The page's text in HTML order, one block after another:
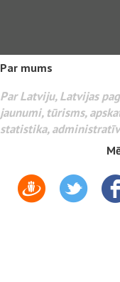
Par mums
Par Latviju, Latvijas
jaunumi, tūrisms,
statistika,